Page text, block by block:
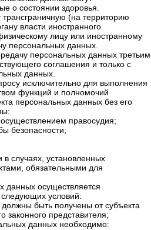
о состоянии здоровья.
(на территорию
власти иностранного
лицу или иностранному
персональных данных.
персональных данных третьим
соглашения и только с
данных.
исключительно для выполнения
функций и полномочий
персональных данных без его
правосудия;
безопасности;
случаях, установленных
обязательными для
данных осуществляется
условий:
быть получены от субъекта
законного представителя;
данных необходимо: